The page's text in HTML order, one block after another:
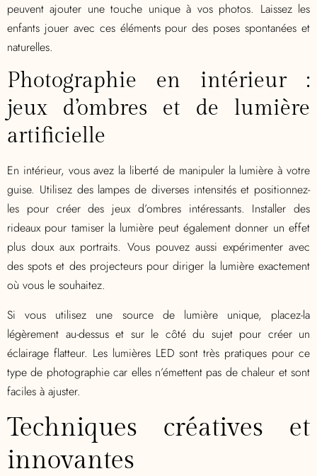
peuvent ajouter une touche unique à vos photos. Laissez les
enfants jouer avec ces éléments pour des poses spontanées et
naturelles.
Photographie en intérieur :
jeux d’ombres et de lumière
artificielle
En intérieur, vous avez la liberté de manipuler la lumière à votre
guise. Utilisez des lampes de diverses intensités et positionnez-
les pour créer des jeux d’ombres intéressants. Installer des
rideaux pour tamiser la lumière peut également donner un effet
plus doux aux portraits. Vous pouvez aussi expérimenter avec
des spots et des projecteurs pour diriger la lumière exactement
où vous le souhaitez.
Si vous utilisez une source de lumière unique, placez-la
légèrement au-dessus et sur le côté du sujet pour créer un
éclairage flatteur. Les lumières LED sont très pratiques pour ce
type de photographie car elles n’émettent pas de chaleur et sont
faciles à ajuster.
Techniques créatives et
innovantes